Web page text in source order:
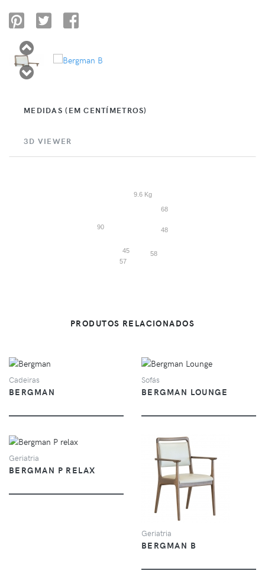
MEDIDAS (EM CENTÍMETROS)
3D VIEWER
90
45
57
58
48
68
9.6 Kg
PRODUTOS RELACIONADOS
Cadeiras
BERGMAN
VER
Sofás
BERGMAN LOUNGE
VER
Geriatria
BERGMAN P RELAX
VER
Geriatria
BERGMAN B